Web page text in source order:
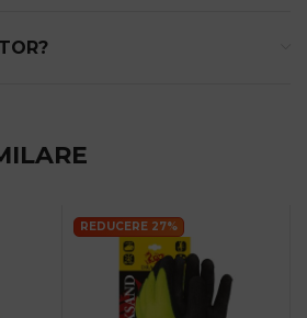
REDUCERE 27%